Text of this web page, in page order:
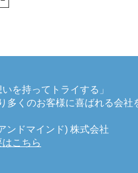
を持ってトライする」
くのお客様に喜ばれる会社
ンドマインド) 株式会社
こちら